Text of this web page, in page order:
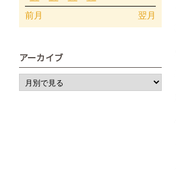
前月 翌月
アーカイブ